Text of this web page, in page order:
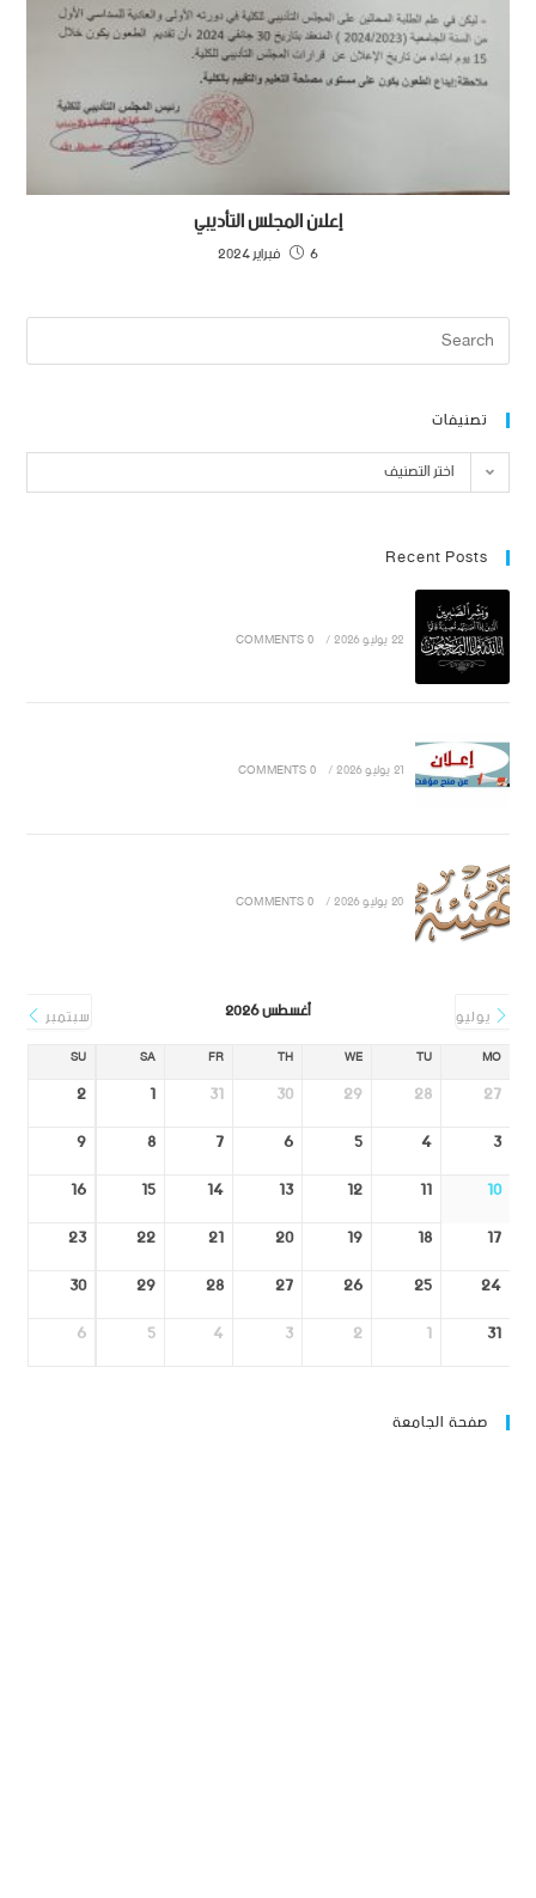
إعلان المجلس التأديبي
6 فبراير 2024
تصنيفات
اختر التصنيف
Recent Posts
22 يوليو 2026 /
0 COMMENTS
21 يوليو 2026 /
0 COMMENTS
20 يوليو 2026 /
0 COMMENTS
يوليو أغسطس 2026 سبتمبر
MO
TU
WE
TH
FR
SA
SU
27
28
29
30
31
1
2
3
4
5
6
7
8
9
10
11
12
13
14
15
16
17
18
19
20
21
22
23
24
25
26
27
28
29
30
31
1
2
3
4
5
6
صفحة الجامعة